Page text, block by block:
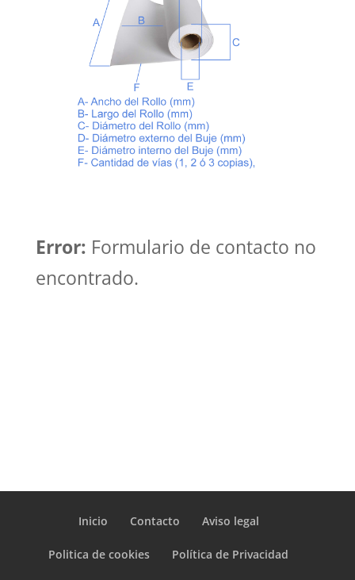
Error: Formulario de contacto no
encontrado.
Inicio Contacto Aviso legal
Politica de cookies Política de Privacidad